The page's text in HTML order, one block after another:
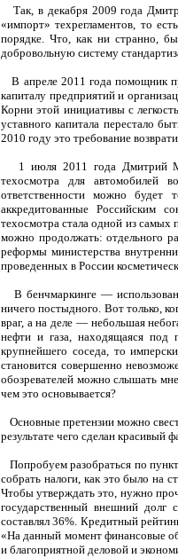
Так, в декабря 2009 года
«импорт» техрегламентов, то
порядке. Что, как ни странно,
добровольную систему
В апреле 2011 года помощник
капиталу предприятий и
Корни этой инициативы с
уставного капитала перестало
2010 году это требование
1 июля 2011 года Дмитрий
техосмотра для автомобилей
ответственности можно будет
аккредитованные Российским
техосмотра стала одной из самых
можно продолжать: отдельного
реформы министерства
проведенных в России
В бенчмаркинге —
ничего постыдного. Вот только,
враг, а на деле — небольшая
нефти и газа, находящаяся под
крупнейшего соседа, то
становится совершенно
обозревателей можно слышать
чем это основывается?
Основные претензии можно
результате чего сделан красивый
Попробуем разобраться по
собрать налоги, как это было на
Чтобы утверждать это, нужно
государственный внешний долг
составлял 36%. Кредитный
«На данный момент финансовые
и благоприятной деловой и